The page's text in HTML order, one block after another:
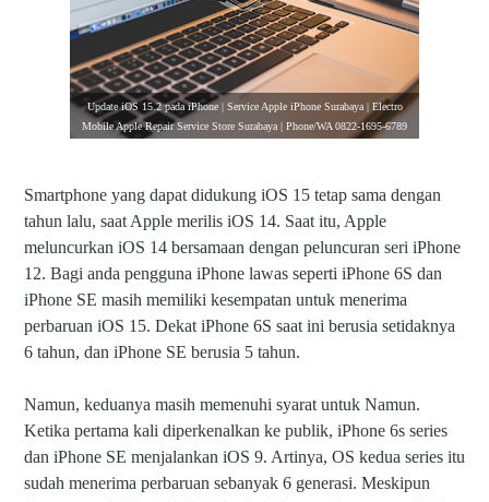
Update iOS 15.2 pada iPhone | Service Apple iPhone Surabaya | Electro
Mobile Apple Repair Service Store Surabaya | Phone/WA 0822-1695-6789
Smartphone yang dapat didukung iOS 15 tetap sama dengan
tahun lalu, saat Apple merilis iOS 14. Saat itu, Apple
meluncurkan iOS 14 bersamaan dengan peluncuran seri iPhone
12. Bagi anda pengguna iPhone lawas seperti iPhone 6S dan
iPhone SE masih memiliki kesempatan untuk menerima
perbaruan iOS 15. Dekat iPhone 6S saat ini berusia setidaknya
6 tahun, dan iPhone SE berusia 5 tahun.
Namun, keduanya masih memenuhi syarat untuk Namun.
Ketika pertama kali diperkenalkan ke publik, iPhone 6s series
dan iPhone SE menjalankan iOS 9. Artinya, OS kedua series itu
sudah menerima perbaruan sebanyak 6 generasi. Meskipun